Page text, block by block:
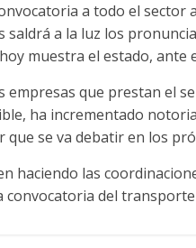
a todo el sector
saldrá a la luz los
muestra el estado, ante
empresas que prestan el
ha incrementado
se va debatir en los
haciendo las
del transporte